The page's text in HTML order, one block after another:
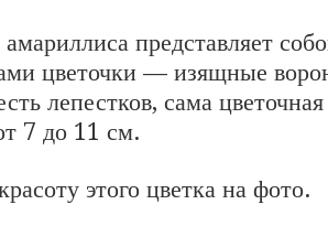
представляет
цветочки — изящные
лепестков, сама
7 до 11 см.
этого цветка на фото.